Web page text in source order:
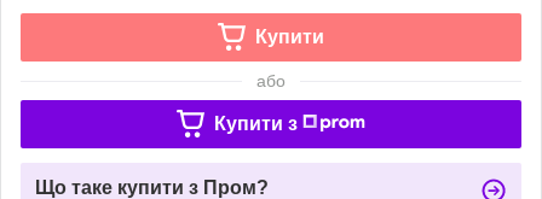
Купити
або
Купити з
Що таке купити з Пром?